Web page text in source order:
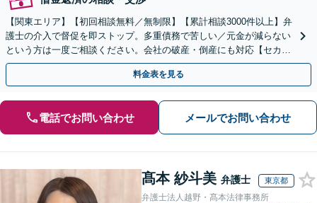
【関東エリア】【初回相談無料／無制限】【累計相談3000件以上】弁
護士の介入で督促を即ストップ。多重債務で苦しい／元金が減らない
という方は一度ご相談ください。会社の破産・倒産にも対応【セカン
ドオピニオン可】【分割払い・後払い可】
料金表を見る
電話でお問い合わせ メールでお問い合わせ
髙本 紗斗美 弁護士 東京都
弁護士法人越野・髙本法律事務所